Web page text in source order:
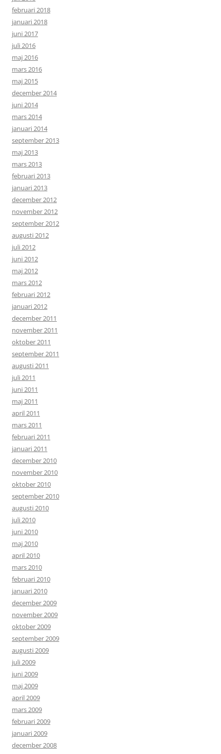
februari 2018
januari 2018
juni 2017
juli 2016
maj 2016
mars 2016
maj 2015
december 2014
juni 2014
mars 2014
januari 2014
september 2013
maj 2013
mars 2013
februari 2013
januari 2013
december 2012
november 2012
september 2012
augusti 2012
juli 2012
juni 2012
maj 2012
mars 2012
februari 2012
januari 2012
december 2011
november 2011
oktober 2011
september 2011
augusti 2011
juli 2011
juni 2011
maj 2011
april 2011
mars 2011
februari 2011
januari 2011
december 2010
november 2010
oktober 2010
september 2010
augusti 2010
juli 2010
juni 2010
maj 2010
april 2010
mars 2010
februari 2010
januari 2010
december 2009
november 2009
oktober 2009
september 2009
augusti 2009
juli 2009
juni 2009
maj 2009
april 2009
mars 2009
februari 2009
januari 2009
december 2008